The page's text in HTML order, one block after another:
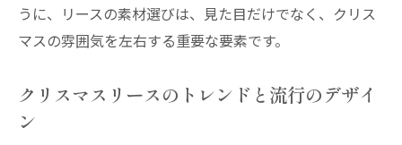
リー
地元の花屋が語るリース作りの背景
心温まるクリスマスリースの由来
うに、リースの素材選びは、見た目だけでなく、クリス
マスの雰囲気を左右する重要な要素です。
クリスマスリースのトレンドと流行のデザイ
ン